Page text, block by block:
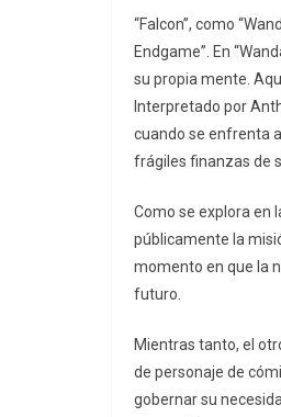
“Falcon”, como
Endgame”. En
su propia mente.
Interpretado por
cuando se enfrenta
frágiles finanzas de
Como se explora en
públicamente la
momento en que la
futuro.
Mientras tanto, el
de personaje de
gobernar su